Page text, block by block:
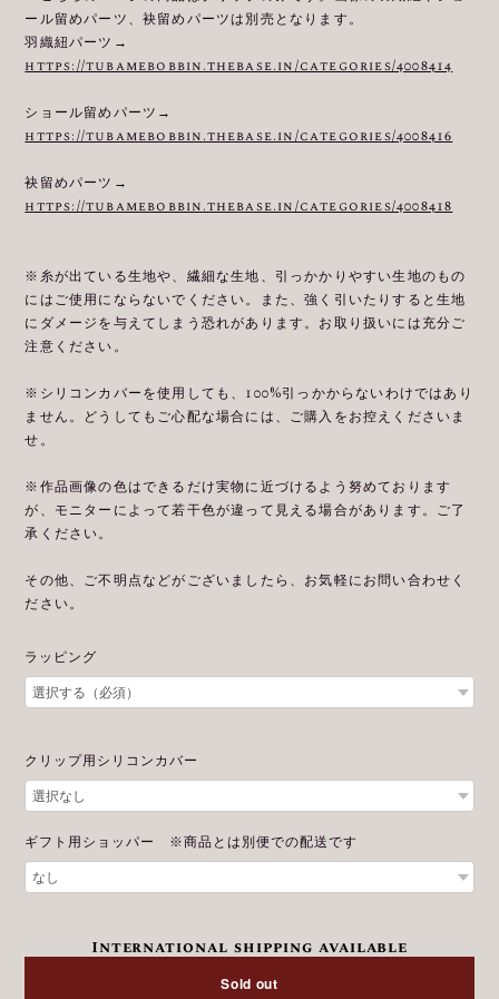
ール留めパーツ、袂留めパーツは別売となります。
羽織紐パーツ→
https://tubamebobbin.thebase.in/categories/4008414
ショール留めパーツ→
https://tubamebobbin.thebase.in/categories/4008416
袂留めパーツ→
https://tubamebobbin.thebase.in/categories/4008418
※糸が出ている生地や、繊細な生地、引っかかりやすい生地のもの
にはご使用にならないでください。また、強く引いたりすると生地
にダメージを与えてしまう恐れがあります。お取り扱いには充分ご
注意ください。
※シリコンカバーを使用しても、100%引っかからないわけではあり
ません。どうしてもご心配な場合には、ご購入をお控えくださいま
せ。
※作品画像の色はできるだけ実物に近づけるよう努めております
が、モニターによって若干色が違って見える場合があります。ご了
承ください。
その他、ご不明点などがございましたら、お気軽にお問い合わせく
ださい。
ラッピング
クリップ用シリコンカバー
ギフト用ショッパー ※商品とは別便での配送です
International shipping available
Sold out